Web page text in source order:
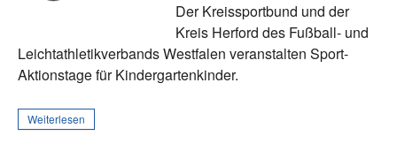
Der Kreissportbund und der
Kreis Herford des Fußball- und
Leichtathletikverbands Westfalen veranstalten Sport-
Aktionstage für Kindergartenkinder.
Weiterlesen